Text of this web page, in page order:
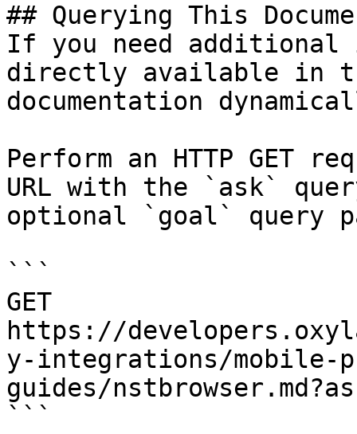
## Querying This
If you need
directly available in
documentation
Perform an HTTP GET
URL with the `ask`
optional `goal` query
```
GET
https://
y-integrations/mobile-
guides/
```